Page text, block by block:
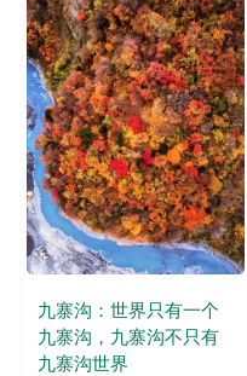
九寨沟：世界只有一个
九寨沟，九寨沟不只有
九寨沟世界